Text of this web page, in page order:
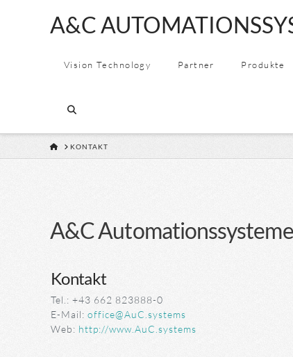
A&C
&
CONSULTING
A&C
Vision Technology Partner Produkte
HOMEKONTAKT
A&C
Kontakt
Tel.: +43 662 823888-0
E-Mail: office@AuC.systems
Web: http://www.AuC.systems